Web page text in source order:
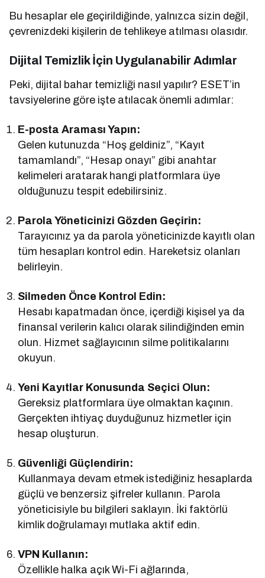
Bu hesaplar ele geçirildiğinde, yalnızca sizin değil,
çevrenizdeki kişilerin de tehlikeye atılması olasıdır.
Dijital Temizlik İçin Uygulanabilir Adımlar
Peki, dijital bahar temizliği nasıl yapılır? ESET’in
tavsiyelerine göre işte atılacak önemli adımlar:
E-posta Araması Yapın:
Gelen kutunuzda “Hoş geldiniz”, “Kayıt
tamamlandı”, “Hesap onayı” gibi anahtar
kelimeleri aratarak hangi platformlara üye
olduğunuzu tespit edebilirsiniz.
Parola Yöneticinizi Gözden Geçirin:
Tarayıcınız ya da parola yöneticinizde kayıtlı olan
tüm hesapları kontrol edin. Hareketsiz olanları
belirleyin.
Silmeden Önce Kontrol Edin:
Hesabı kapatmadan önce, içerdiği kişisel ya da
finansal verilerin kalıcı olarak silindiğinden emin
olun. Hizmet sağlayıcının silme politikalarını
okuyun.
Yeni Kayıtlar Konusunda Seçici Olun:
Gereksiz platformlara üye olmaktan kaçının.
Gerçekten ihtiyaç duyduğunuz hizmetler için
hesap oluşturun.
Güvenliği Güçlendirin:
Kullanmaya devam etmek istediğiniz hesaplarda
güçlü ve benzersiz şifreler kullanın. Parola
yöneticisiyle bu bilgileri saklayın. İki faktörlü
kimlik doğrulamayı mutlaka aktif edin.
VPN Kullanın:
Özellikle halka açık Wi-Fi ağlarında,